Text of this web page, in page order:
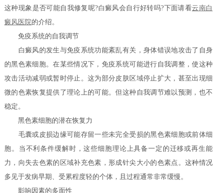
这种现象是否可能自我修复呢?白癜风会自行好转吗?下面请看云南白
癜风医院的介绍。
免疫系统的自我调节
白癜风的发生与免疫系统功能紊乱有关，身体错误地攻击了自身
的黑色素细胞。在某些情况下，免疫系统可能进行自我调整，使这种
攻击活动减弱或暂时停止。这为部分皮肤区域停止扩大，甚至出现细
微的色素恢复提供了理论上的可能。但这种自我调节难以预测，也不
稳定。
黑色素细胞的潜在恢复力
毛囊或皮损边缘可能存留一些未完全受损的黑色素细胞或前体细
胞。当不利条件缓解时，这些细胞理论上具备一定的迁移或再生能
力，向失去色素的区域补充色素，形成针尖大小的色素点。这种情况
多见于发病早期、受累程度轻的个体，且过程通常非常缓慢。
影响因素的多面性